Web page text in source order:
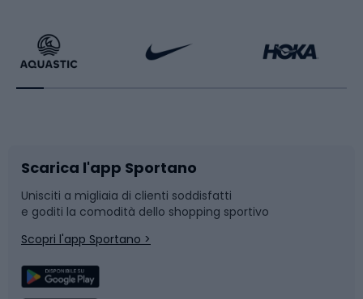
Bikepacking
Bushcraft
Corsa
Sport di squadra
Sport con le racchette
Slitte e slittini
Snowboard
Camminata nordica
Scarica l'app Sportano
Unisciti a migliaia di clienti soddisfatti
e goditi la comodità dello shopping sportivo
Scopri l'app Sportano >